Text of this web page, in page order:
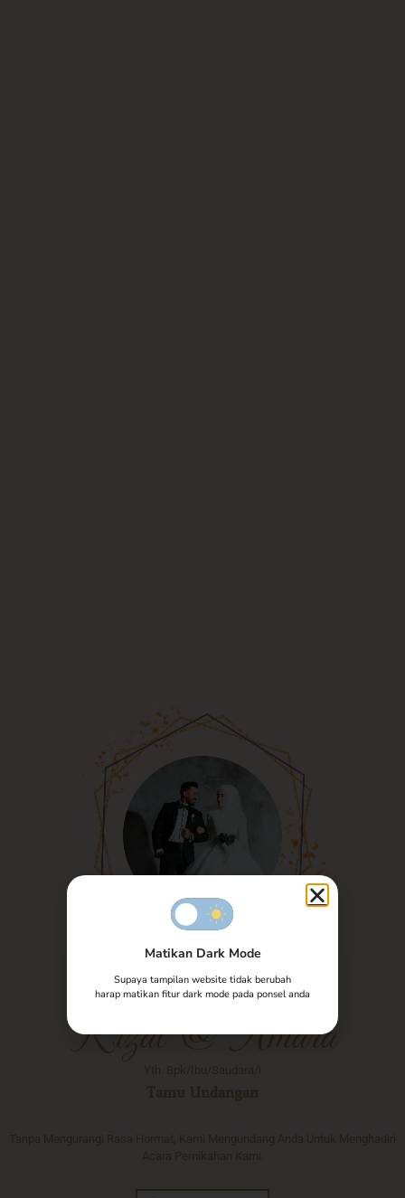
The Wedding of
Rizal & Amara
Yth. Bpk/Ibu/Saudara/i
Tamu Undangan
Tanpa Mengurangi Rasa Hormat, Kami Mengundang Anda Untuk Menghadiri
Acara Pernikahan Kami.
Matikan Dark Mode
Supaya tampilan website tidak berubah
harap matikan fitur dark mode pada ponsel anda